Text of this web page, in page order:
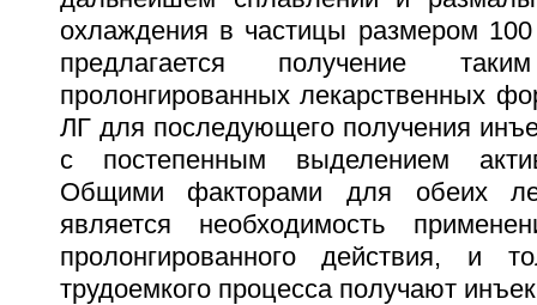
охлаждения в частицы размером
предлагается получение
пролонгированных лекарственных
ЛГ для последующего получения
с постепенным выделением
Общими факторами для обеих
является необходимость
пролонгированного действия, и
трудоемкого процесса получают